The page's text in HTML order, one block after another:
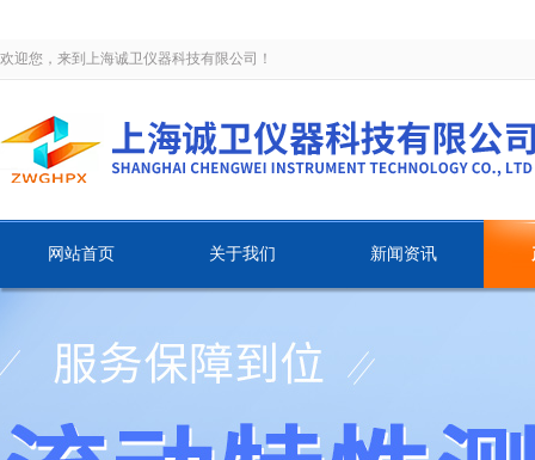
欢迎您，来到上海诚卫仪器科技有限公司！
网站首页 关于我们 新闻资讯